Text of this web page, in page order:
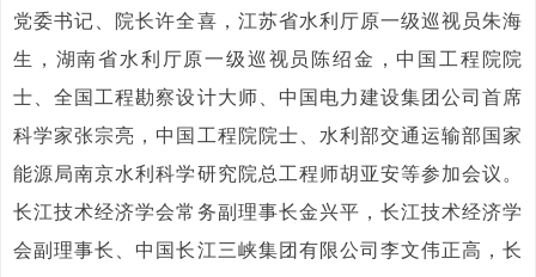
党委书记、院长许全喜，江苏省水利厅原一级巡视员朱海
生，湖南省水利厅原一级巡视员陈绍金，中国工程院院
士、全国工程勘察设计大师、中国电力建设集团公司首席
科学家张宗亮，中国工程院院士、水利部交通运输部国家
能源局南京水利科学研究院总工程师胡亚安等参加会议。
长江技术经济学会常务副理事长金兴平，长江技术经济学
会副理事长、中国长江三峡集团有限公司李文伟正高，长